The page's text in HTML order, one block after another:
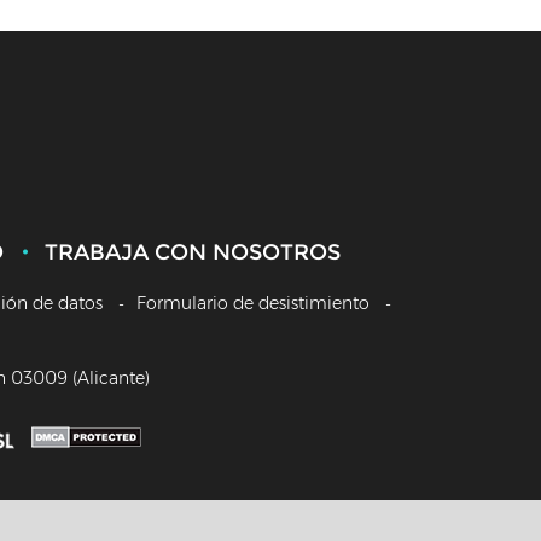
TRABAJA CON NOSOTROS
de datos Formulario de desistimiento
03009 (Alicante)